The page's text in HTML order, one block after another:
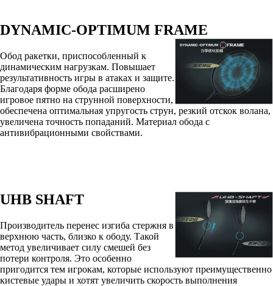
DYNAMIC-OPTIMUM FRAME
Обод ракетки, приспособленный к
динамическим нагрузкам. Повышает
результативность игры в атаках и защите.
Благодаря форме обода расширено
игровое пятно на струнной поверхности,
обеспечена оптимальная упругость струн, резкий отскок волана,
увеличена точность попаданий. Материал обода с
антивибрационными свойствами.
UHB SHAFT
Производитель перенес изгиба стержня в
верхнюю часть, близко к ободу. Такой
метод увеличивает силу смешей без
потери контроля. Это особенно
пригодится тем игрокам, которые используют преимущественно
кистевые удары и хотят увеличить скорость выполнения